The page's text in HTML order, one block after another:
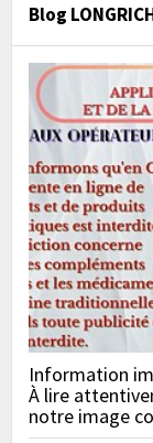
Blog
Information
À lire
notre image